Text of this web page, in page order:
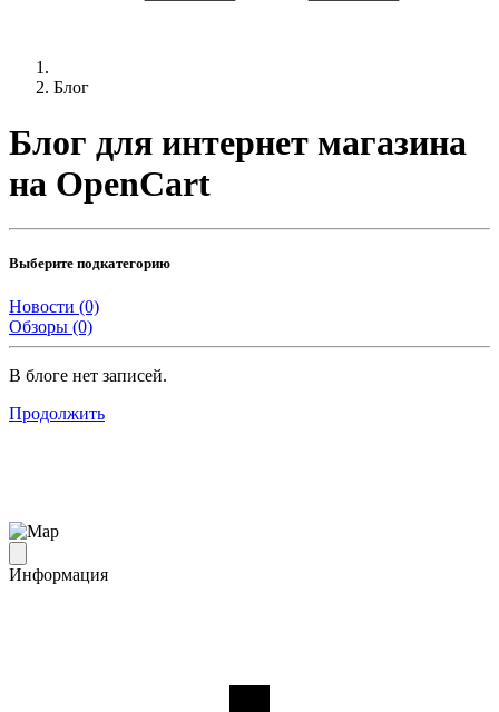
Блог
Блог для интернет магазина
на OpenCart
Выберите подкатегорию
Новости (0)
Обзоры (0)
В блоге нет записей.
Продолжить
Информация